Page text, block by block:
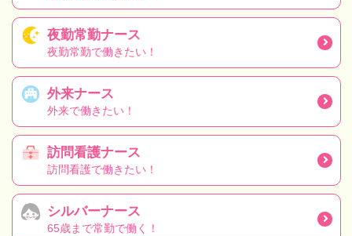
夜勤常勤ナース
夜勤常勤で働きたい！
外来ナース
外来で働きたい！
訪問看護ナース
訪問看護で働きたい！
シルバーナース
65歳まで常勤で働く！